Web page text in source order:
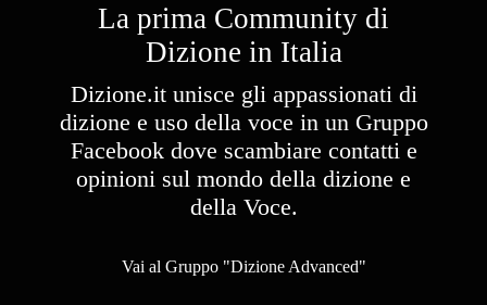
La prima Community di
Dizione in Italia​
Dizione.it unisce gli appassionati di
dizione e uso della voce in un Gruppo
Facebook dove scambiare contatti e
opinioni sul mondo della dizione e
della Voce.
Vai al Gruppo "Dizione Advanced"